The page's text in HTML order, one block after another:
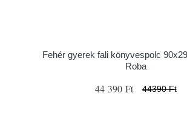
Fehér gyerek fali könyvespolc
Roba
44 390 Ft 44390 Ft